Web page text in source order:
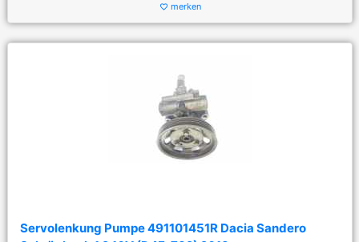
favorite_border merken
Servolenkung Pumpe 491101451R Dacia Sandero